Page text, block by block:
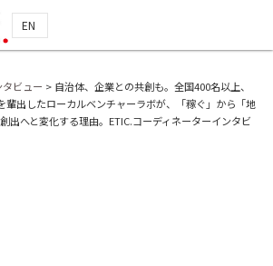
EN
ビュー > 自治体、企業との共創も。全国400名以上、
輩出したローカルベンチャーラボが、「稼ぐ」から「地
出へと変化する理由。ETIC.コーディネーターインタビ